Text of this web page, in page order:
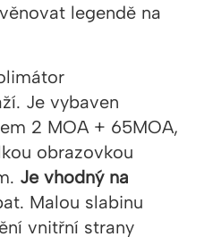
legendě na
Je vybaven
2 MOA + 65MOA,
obrazovkou
Je vhodný na
Malou slabinu
vnitřní strany